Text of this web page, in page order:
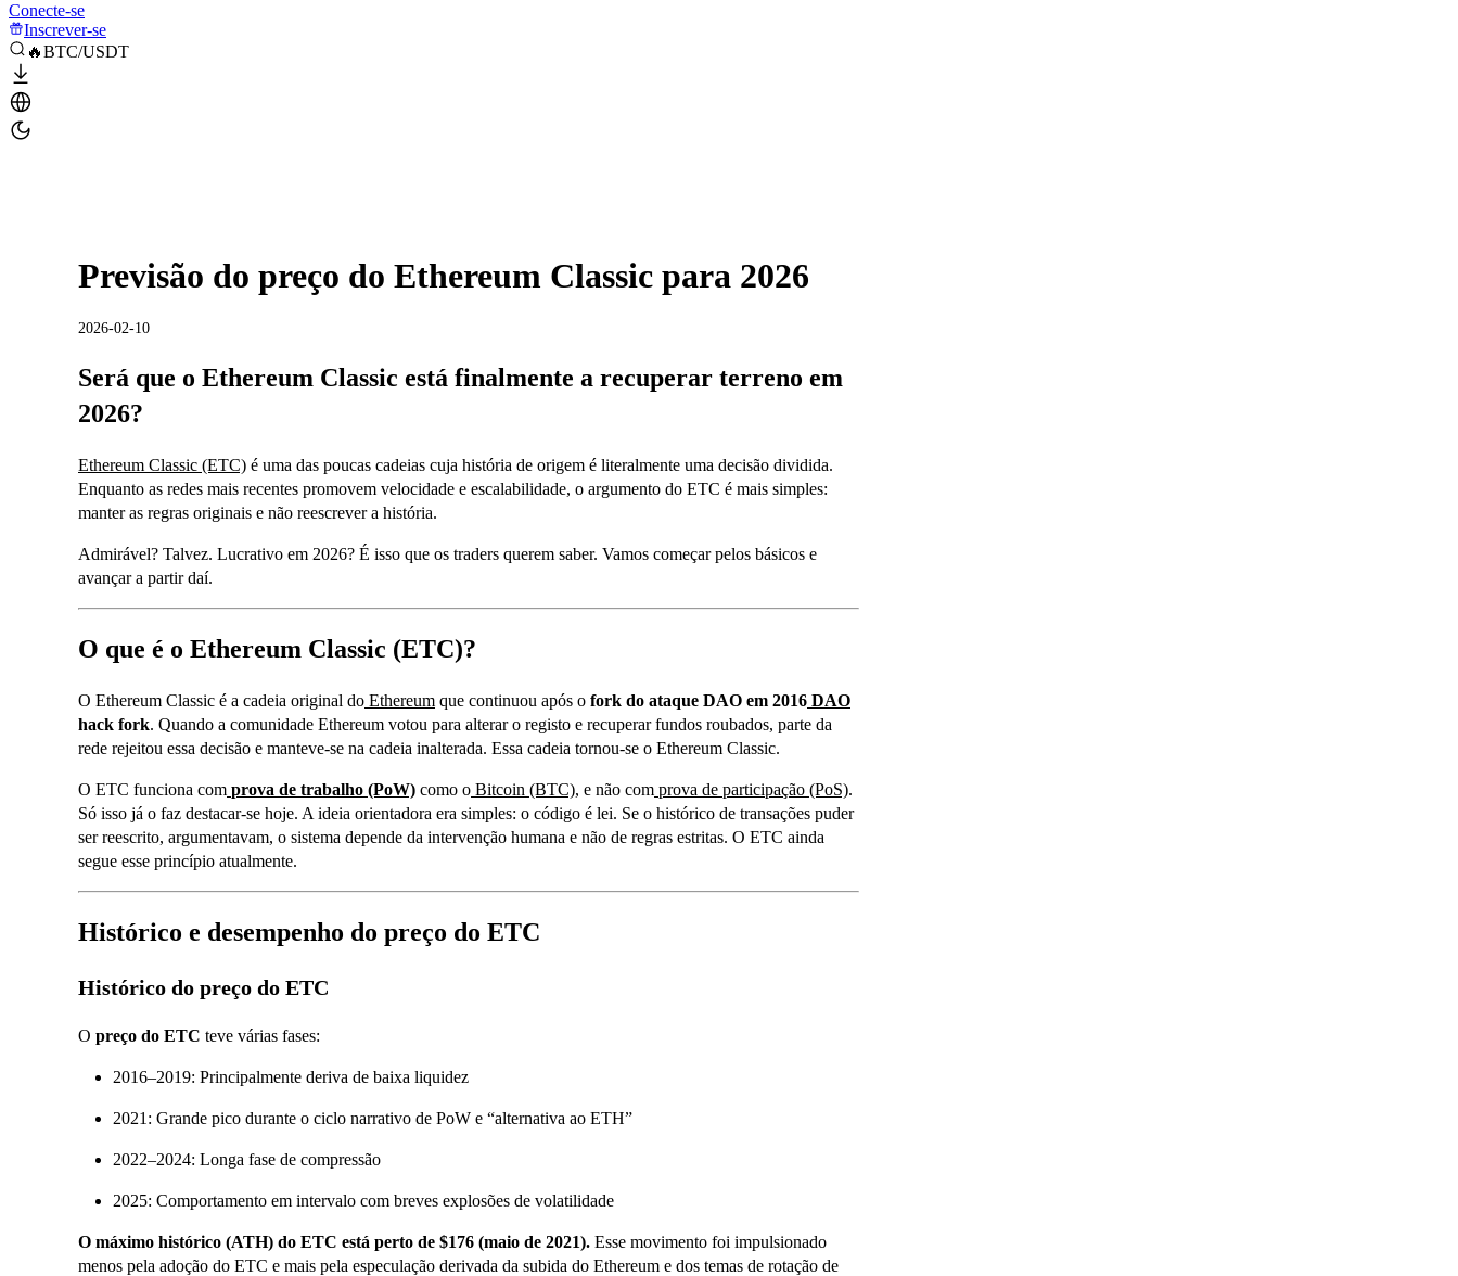
Conecte-se
Inscrever-se
🔥BTC/USDT
Previsão do preço do Ethereum Classic para 2026
2026-02-10
Será que o Ethereum Classic está finalmente a recuperar terreno em
2026?
Ethereum Classic (ETC) é uma das poucas cadeias cuja história de origem é literalmente uma decisão dividida.
Enquanto as redes mais recentes promovem velocidade e escalabilidade, o argumento do ETC é mais simples:
manter as regras originais e não reescrever a história.
Admirável? Talvez. Lucrativo em 2026? É isso que os traders querem saber. Vamos começar pelos básicos e
avançar a partir daí.
O que é o Ethereum Classic (ETC)?
O Ethereum Classic é a cadeia original do Ethereum que continuou após o fork do ataque DAO em 2016 DAO
hack fork. Quando a comunidade Ethereum votou para alterar o registo e recuperar fundos roubados, parte da
rede rejeitou essa decisão e manteve-se na cadeia inalterada. Essa cadeia tornou-se o Ethereum Classic.
O ETC funciona com prova de trabalho (PoW) como o Bitcoin (BTC), e não com prova de participação (PoS).
Só isso já o faz destacar-se hoje. A ideia orientadora era simples: o código é lei. Se o histórico de transações puder
ser reescrito, argumentavam, o sistema depende da intervenção humana e não de regras estritas. O ETC ainda
segue esse princípio atualmente.
Histórico e desempenho do preço do ETC
Histórico do preço do ETC
O preço do ETC teve várias fases:
2016–2019: Principalmente deriva de baixa liquidez
2021: Grande pico durante o ciclo narrativo de PoW e “alternativa ao ETH”
2022–2024: Longa fase de compressão
2025: Comportamento em intervalo com breves explosões de volatilidade
O máximo histórico (ATH) do ETC está perto de $176 (maio de 2021). Esse movimento foi impulsionado
menos pela adoção do ETC e mais pela especulação derivada da subida do Ethereum e dos temas de rotação de